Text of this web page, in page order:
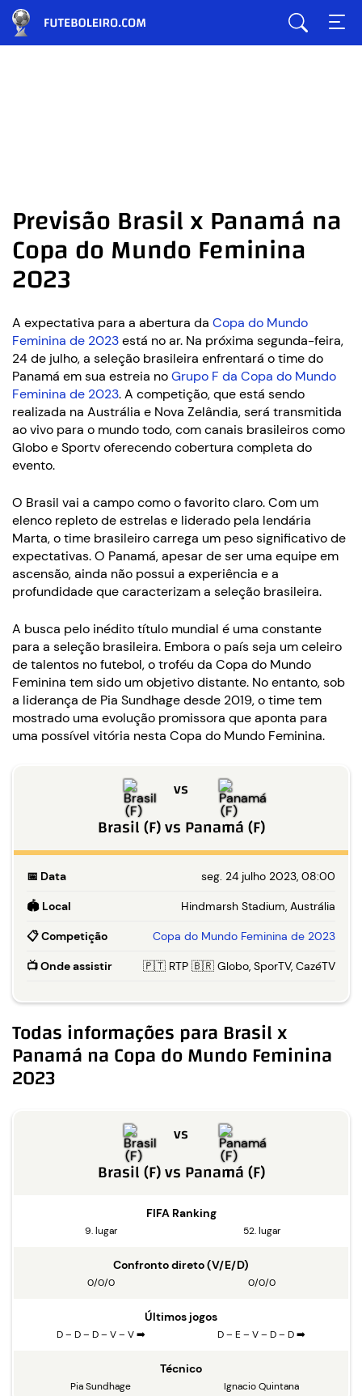
Previsão Brasil x Panamá na
Copa do Mundo Feminina
2023
A expectativa para a abertura da Copa do Mundo
Feminina de 2023está no ar. Na próxima segunda-feira,
24 de julho, a seleção brasileira enfrentará o time do
Panamá em sua estreia noGrupo F da Copa do Mundo
Feminina de 2023. A competição, que está sendo
realizada na Austrália e Nova Zelândia, será transmitida
ao vivo para o mundo todo, com canais brasileiros como
Globo e Sportv oferecendo cobertura completa do
evento.
O Brasil vai a campo como o favorito claro. Com um
elenco repleto de estrelas e liderado pela lendária
Marta, o time brasileiro carrega um peso significativo de
expectativas. O Panamá, apesar de ser uma equipe em
ascensão, ainda não possui a experiência e a
profundidade que caracterizam a seleção brasileira.
A busca pelo inédito título mundial é uma constante
para a seleção brasileira. Embora o país seja um celeiro
de talentos no futebol, o troféu da Copa do Mundo
Feminina tem sido um objetivo distante. No entanto, sob
a liderança de Pia Sundhage desde 2019, o time tem
mostrado uma evolução promissora que aponta para
uma possível vitória nesta Copa do Mundo Feminina.
vs
Brasil (F)vsPanamá (F)
📅 Data seg. 24 julho 2023, 08:00
🏟️ Local Hindmarsh Stadium, Austrália
📋Competição Copa do Mundo Feminina de 2023
📺Onde assistir 🇵🇹 RTP 🇧🇷 Globo, SporTV, CazéTV
Todas informações para Brasil x
Panamá na Copa do Mundo Feminina
2023
vs
Brasil (F)vsPanamá (F)
FIFA Ranking
9. lugar 52. lugar
Confronto direto (V/E/D)
0/0/0 0/0/0
Últimos jogos
D – D – D – V – V ➡️ D – E – V – D – D ➡️
Técnico
Pia Sundhage Ignacio Quintana